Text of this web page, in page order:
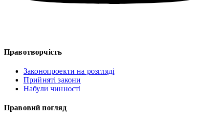
Правотворчість
Законопроекти на розгляді
Прийняті закони
Набули чинності
Правовий погляд